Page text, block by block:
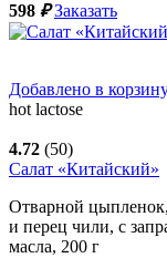
598 ₽ Заказать
Добавлено в
hot lactose
4.72 (50)
Салат «Китайский»
Отварной цыпленок,
и перец чили, с
масла, 200 г